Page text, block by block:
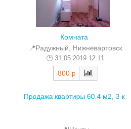
Комната
📍Радужный, Нижневартовск
31.05.2019 12:11
800 р
Продажа квартиры 60.4 м2, 3 к